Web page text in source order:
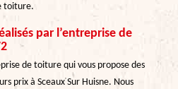
toiture.
par l’entreprise de
de toiture qui vous propose des
prix à Sceaux Sur Huisne. Nous